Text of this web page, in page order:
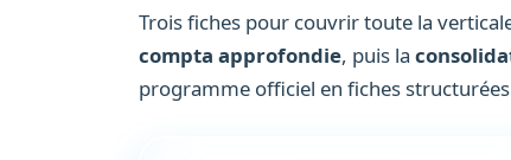
9
Comptabilité,
UE
10
Trois fiches pour couvrir toute la
compta approfondie, puis la
programme officiel en fiches